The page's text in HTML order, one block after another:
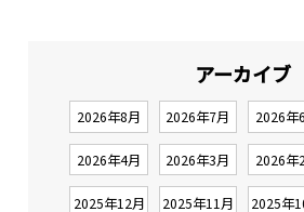
アーカイブ
2026年8月 2026年7月 2026年
2026年4月 2026年3月 2026年
2025年12月 2025年11月 2025年